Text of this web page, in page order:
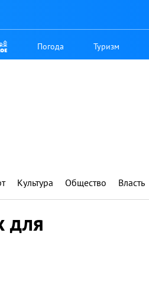
Погода Туризм
Культура Общество Власть
для